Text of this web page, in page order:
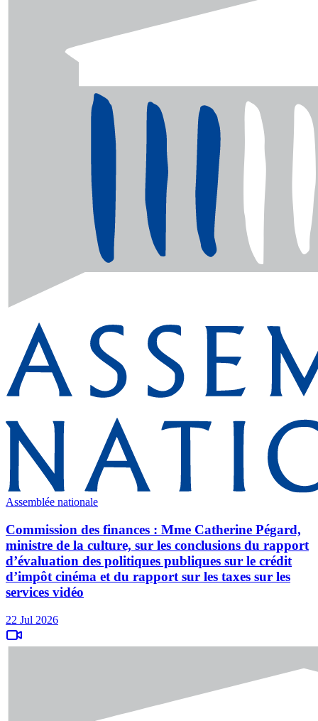
Assemblée nationale
Commission des finances : Mme Catherine Pégard,
ministre de la culture, sur les conclusions du rapport
d’évaluation des politiques publiques sur le crédit
d’impôt cinéma et du rapport sur les taxes sur les
services vidéo
22 Jul 2026